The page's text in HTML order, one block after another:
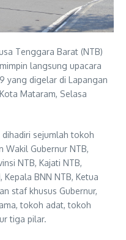
Tenggara Barat (NTB)
langsung upacara
yang digelar di Lapangan
Mataram, Selasa
sejumlah tokoh
Wakil Gubernur NTB,
NTB, Kajati NTB,
BNN NTB, Ketua
staf khusus Gubernur,
tokoh adat, tokoh
tiga pilar.